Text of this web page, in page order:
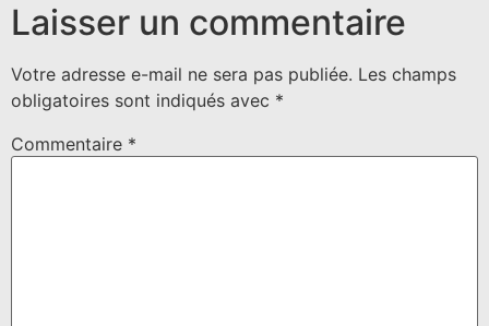
Laisser un commentaire
Votre adresse e-mail ne sera pas publiée. Les champs
obligatoires sont indiqués avec *
Commentaire *